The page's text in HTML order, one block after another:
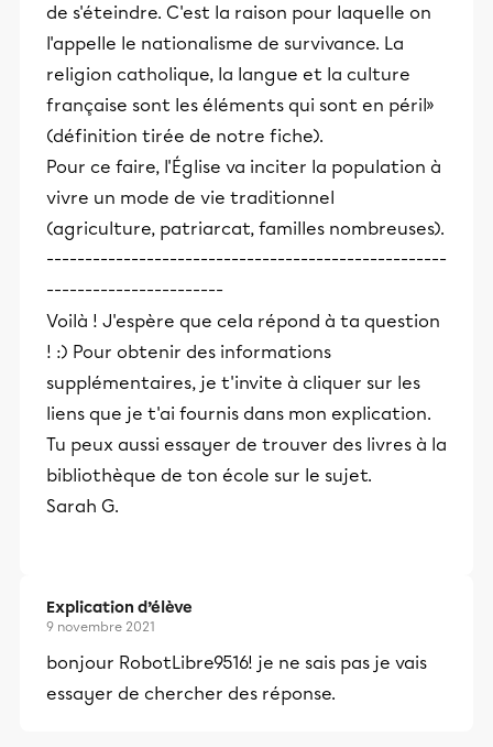
de s'éteindre. C'est la raison pour laquelle on
l'appelle le nationalisme de survivance. La
religion catholique, la langue et la culture
française sont les éléments qui sont en péril»
(définition tirée de notre fiche).
Pour ce faire, l'Église va inciter la population à
vivre un mode de vie traditionnel
(agriculture, patriarcat, familles nombreuses).
----------------------------------------------------
-----------------------
Voilà ! J'espère que cela répond à ta question
! :) Pour obtenir des informations
supplémentaires, je t'invite à cliquer sur les
liens que je t'ai fournis dans mon explication.
Tu peux aussi essayer de trouver des livres à la
bibliothèque de ton école sur le sujet.
Sarah G.
Explication d’élève
9 novembre 2021
bonjour RobotLibre9516! je ne sais pas je vais
essayer de chercher des réponse.